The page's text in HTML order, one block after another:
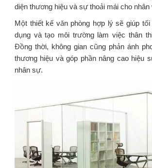
diện thương hiệu và sự thoải mái cho nhân
Một thiết kế văn phòng hợp lý sẽ giúp
dụng và tạo môi trường làm việc thân
Đồng thời, không gian cũng phản ánh
thương hiệu và góp phần nâng cao hiệu
nhân sự.